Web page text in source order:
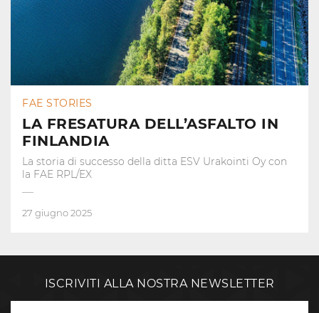
FAE STORIES
LA FRESATURA DELL’ASFALTO IN
FINLANDIA
La storia di successo della ditta ESV Urakointi Oy con
la FAE RPL/EX
27 giugno 2025
ISCRIVITI ALLA NOSTRA NEWSLETTER